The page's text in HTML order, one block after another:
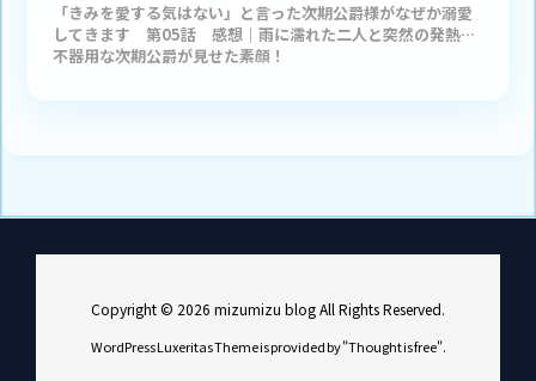
「きみを愛する気はない」と言った次期公爵様がなぜか溺愛
してきます 第05話 感想｜雨に濡れた二人と突然の発熱…
不器用な次期公爵が見せた素顔！
Copyright © 2026 mizumizu blogAll Rights Reserved.
WordPress Luxeritas Theme is provided by "Thought is free".